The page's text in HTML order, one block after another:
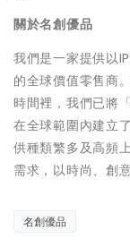
關於名創優品
我們是一家提供以
的全球價值零售商
時間裡，我們已將
在全球範圍內建立
供種類繁多及高頻
需求，以時尚、創
名創優品